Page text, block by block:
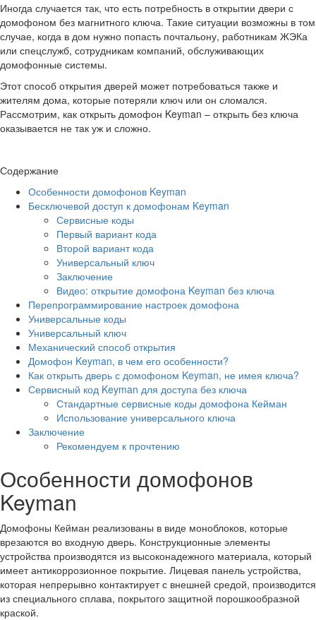
Иногда случается так, что есть потребность в открытии двери с
домофоном без магнитного ключа. Такие ситуации возможны в том
случае, когда в дом нужно попасть почтальону, работникам ЖЭКа
или спецслужб, сотрудникам компаний, обслуживающих
домофонные системы.
Этот способ открытия дверей может потребоваться также и
жителям дома, которые потеряли ключ или он сломался.
Рассмотрим, как открыть домофон Keyman – открыть без ключа
оказывается не так уж и сложно.
Содержание
Особенности домофонов Keyman
Бесключевой доступ к домофонам Keyman
Сервисные коды
Первый вариант кода
Второй вариант кода
Универсальный ключ
Заключение
Видео: открытие домофона Keyman без ключа
Перепрограммирование настроек домофона
Универсальные коды
Универсальный ключ
Механический способ открытия
Домофон Keyman, в чем его особенности?
Как открыть дверь с домофоном Keyman, не имея ключа?
Сервисный код Keyman для доступа без ключа
Стандартные сервисные коды домофона Кейман
Использование универсального ключа
Заключение
Рекомендуем к прочтению
Особенности домофонов
Keyman
Домофоны Кейман реализованы в виде моноблоков, которые
врезаются во входную дверь. Конструкционные элементы
устройства производятся из высоконадежного материала, который
имеет антикоррозионное покрытие. Лицевая панель устройства,
которая непрерывно контактирует с внешней средой, производится
из специального сплава, покрытого защитной порошкообразной
краской.